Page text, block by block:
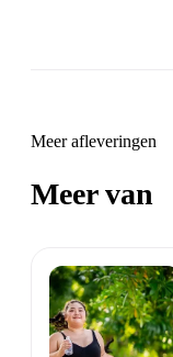
Meer afleveringen
Meer van